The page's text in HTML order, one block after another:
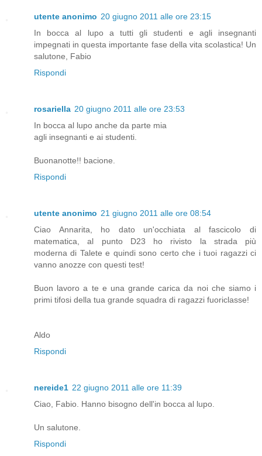
utente anonimo 20 giugno 2011 alle ore 23:15
In bocca al lupo a tutti gli studenti e agli insegnanti
impegnati in questa importante fase della vita scolastica! Un
salutone, Fabio
Rispondi
rosariella 20 giugno 2011 alle ore 23:53
In bocca al lupo anche da parte mia
agli insegnanti e ai studenti.
Buonanotte!! bacione.
Rispondi
utente anonimo 21 giugno 2011 alle ore 08:54
Ciao Annarita, ho dato un'occhiata al fascicolo di
matematica, al punto D23 ho rivisto la strada più
moderna di Talete e quindi sono certo che i tuoi ragazzi ci
vanno anozze con questi test!
Buon lavoro a te e una grande carica da noi che siamo i
primi tifosi della tua grande squadra di ragazzi fuoriclasse!
Aldo
Rispondi
nereide1 22 giugno 2011 alle ore 11:39
Ciao, Fabio. Hanno bisogno dell'in bocca al lupo.
Un salutone.
Rispondi